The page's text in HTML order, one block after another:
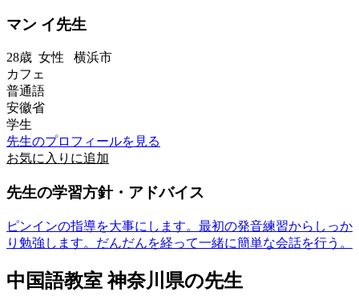
マン イ先生
28歳 女性 横浜市
カフェ
普通語
安徽省
学生
先生のプロフィールを見る
お気に入りに追加
先生の学習方針・アドバイス
ピンインの指導を大事にします。最初の発音練習からしっか
り勉強します。だんだんを経って一緒に簡単な会話を行う。
中国語教室 神奈川県の先生